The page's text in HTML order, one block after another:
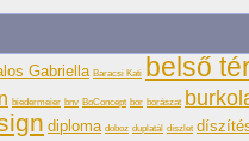
Gabriella Baracsi Kati belső
biedermeier bnv BoConcept bor borászat
diploma doboz duplatál díszlet